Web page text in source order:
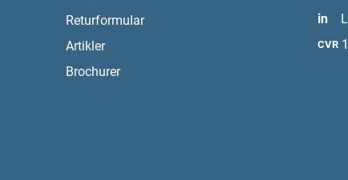
Returformular
Artikler
Brochurer
in
CVR